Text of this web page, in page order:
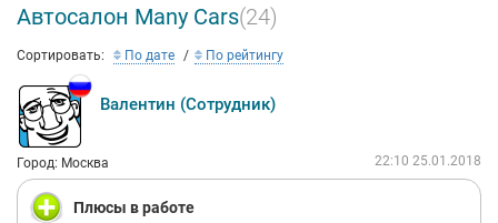
Автосалон Many Cars(24)
Сортировать: По дате По рейтингу
Валентин (Сотрудник)
Город: Москва 22:10 25.01.2018
Плюсы в работе